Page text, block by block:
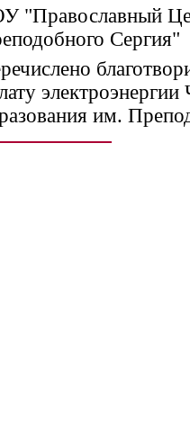
"Православный
Сергия"
им.